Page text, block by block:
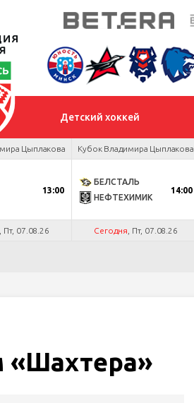
Детский хоккей
Цыплакова
13:00
, Пт, 07.08.26
Кубок Владимира Цыплакова
БЕЛСТАЛЬ
НЕФТЕХИМИК
14:00
Сегодня , Пт, 07.08.26
«Шахтера»